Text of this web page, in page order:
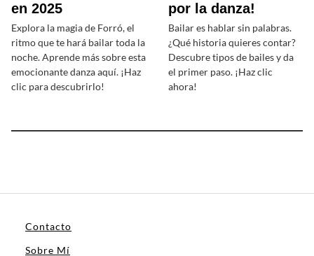
en 2025
Explora la magia de Forró, el
ritmo que te hará bailar toda la
noche. Aprende más sobre esta
emocionante danza aquí. ¡Haz
clic para descubrirlo!
por la danza!
Bailar es hablar sin palabras.
¿Qué historia quieres contar?
Descubre tipos de bailes y da
el primer paso. ¡Haz clic
ahora!
Contacto
Sobre Mí